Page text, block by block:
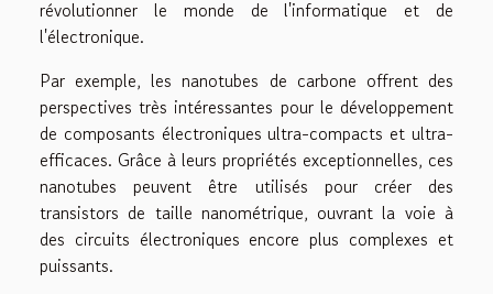
révolutionner le monde de l'informatique et de
l'électronique.
Par exemple, les nanotubes de carbone offrent des
perspectives très intéressantes pour le développement
de composants électroniques ultra-compacts et ultra-
efficaces. Grâce à leurs propriétés exceptionnelles, ces
nanotubes peuvent être utilisés pour créer des
transistors de taille nanométrique, ouvrant la voie à
des circuits électroniques encore plus complexes et
puissants.